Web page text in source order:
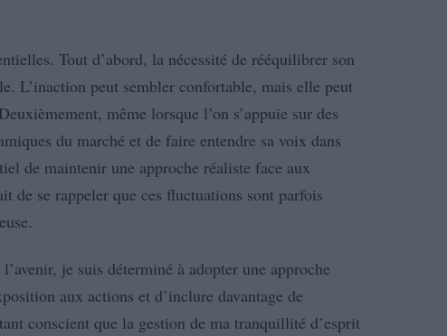
Tout d’abord, la nécessité de rééquilibrer son
L’inaction peut sembler confortable, mais elle peut
même lorsque l’on s’appuie sur des
du marché et de faire entendre sa voix dans
de maintenir une approche réaliste face aux
de se rappeler que ces fluctuations sont parfois
je suis déterminé à adopter une approche
aux actions et d’inclure davantage de
conscient que la gestion de ma tranquillité d’esprit